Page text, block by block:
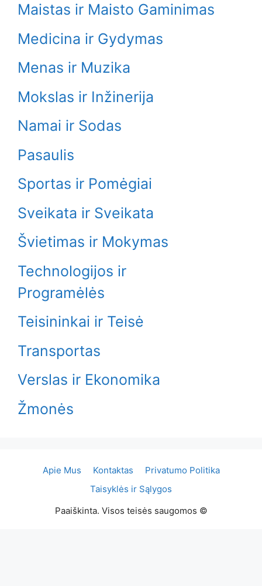
Maistas ir Maisto Gaminimas
Medicina ir Gydymas
Menas ir Muzika
Mokslas ir Inžinerija
Namai ir Sodas
Pasaulis
Sportas ir Pomėgiai
Sveikata ir Sveikata
Švietimas ir Mokymas
Technologijos ir
Programėlės
Teisininkai ir Teisė
Transportas
Verslas ir Ekonomika
Žmonės
Apie Mus Kontaktas
Privatumo Politika
Taisyklės ir Sąlygos
Paaiškinta. Visos teisės saugomos ©